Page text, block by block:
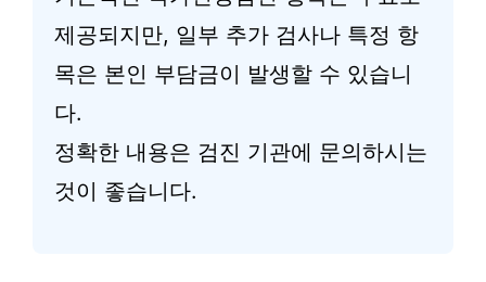
제공되지만, 일부 추가 검사나 특정 항
목은 본인 부담금이 발생할 수 있습니
다.
정확한 내용은 검진 기관에 문의하시는
것이 좋습니다.